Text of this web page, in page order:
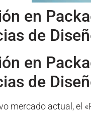
en
de
en
de
mercado actual, el